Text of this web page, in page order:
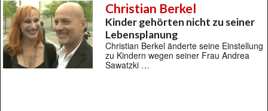
Christian Berkel
Kinder gehörten nicht zu seiner
Lebensplanung
Christian Berkel änderte seine Einstellung
zu Kindern wegen seiner Frau Andrea
Sawatzki …